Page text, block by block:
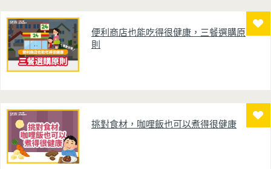
便利商店也能吃得很健康，三餐選購原
則
挑對食材，咖哩飯也可以煮得很健康